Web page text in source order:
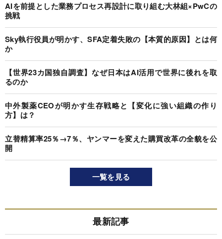
AIを前提とした業務プロセス再設計に取り組む大林組×PwCの
挑戦
Sky執行役員が明かす、SFA定着失敗の【本質的原因】とは何
か
【世界23カ国独自調査】なぜ日本はAI活用で世界に後れを取
るのか
中外製薬CEOが明かす生存戦略と【変化に強い組織の作り
方】は？
立替精算率25％→7％、ヤンマーを変えた購買改革の全貌を公
開
一覧を見る
最新記事